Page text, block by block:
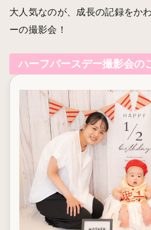
大人気なのが、成長の記録をか
ーの撮影会！
ハーフバースデー撮影会の